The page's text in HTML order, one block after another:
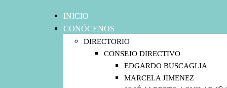
INICIO
CONÓCENOS
DIRECTORIO
CONSEJO DIRECTIVO
EDGARDO BUSCAGLIA
MARCELA JIMENEZ